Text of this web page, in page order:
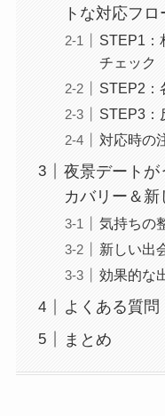
トな対応フロ
STEP1：
チェック
STEP2：
STEP3：
対応時の
夜景デートが
カバリー＆新
気持ちの
新しい出
効果的な
よくある質問
まとめ